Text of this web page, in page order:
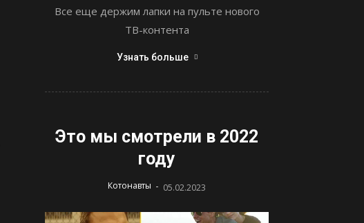
Все еще держим лапки на пульте нового
ТВ-контента
Узнать больше
Это мы смотрели в 2022
году
Котонавты - 05.02.2023